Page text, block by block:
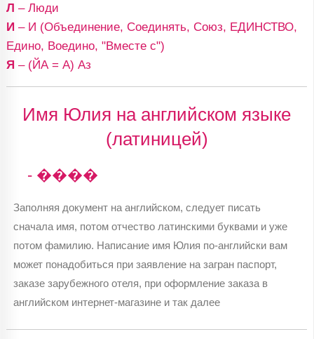
Л – Люди
И – И (Объединение, Соединять, Союз, ЕДИНСТВО,
Едино, Воедино, "Вместе с")
Я – (ЙА = А) Аз
Имя Юлия на английском языке
(латиницей)
- ����
Заполняя документ на английском, следует писать
сначала имя, потом отчество латинскими буквами и уже
потом фамилию. Написание имя Юлия по-английски вам
может понадобиться при заявление на загран паспорт,
заказе зарубежного отеля, при оформление заказа в
английском интернет-магазине и так далее